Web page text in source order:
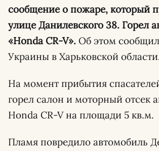
сообщение о пожаре, который
улице Данилевского 38. Горел
«Honda CR-V». Об этом
Украины в Харьковской
На момент прибытия
горел салон и моторный отсек
Honda CR-V на площади 5 кв.м.
Пламя повредило автомобиль